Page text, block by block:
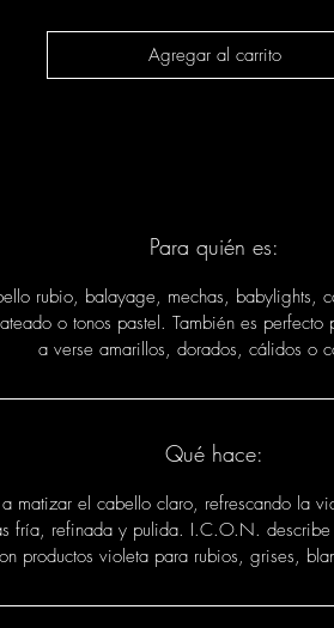
Agregar al carrito
Para quién es:
rubio, balayage, mechas, babylights,
o tonos pastel. También es perfecto
a verse amarillos, dorados, cálidos o
Qué hace:
matizar el cabello claro, refrescando la
fría, refinada y pulida. I.C.O.N. describe
productos violeta para rubios, grises,